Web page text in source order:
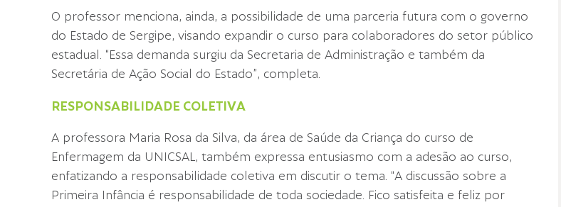
O professor menciona, ainda, a possibilidade de uma parceria futura com o governo
do Estado de Sergipe, visando expandir o curso para colaboradores do setor público
estadual. “Essa demanda surgiu da Secretaria de Administração e também da
Secretária de Ação Social do Estado”, completa.
RESPONSABILIDADE COLETIVA
A professora Maria Rosa da Silva, da área de Saúde da Criança do curso de
Enfermagem da UNICSAL, também expressa entusiasmo com a adesão ao curso,
enfatizando a responsabilidade coletiva em discutir o tema. “A discussão sobre a
Primeira Infância é responsabilidade de toda sociedade. Fico satisfeita e feliz por